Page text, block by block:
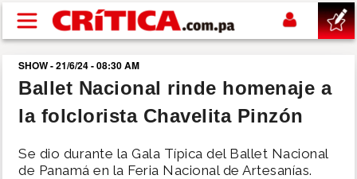
Pasar al contenido principal
buscar
SUCESOS
NACIONAL
SHOW - 21/6/24 - 08:30 AM
Ballet Nacional rinde homenaje a
la folclorista Chavelita Pinzón
Se dio durante la Gala Típica del Ballet Nacional
de Panamá en la Feria Nacional de Artesanías.